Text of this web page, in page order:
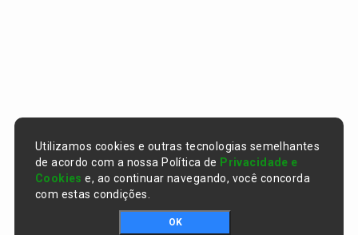
Utilizamos cookies e outras tecnologias semelhantes
de acordo com a nossa Política de Privacidade e
Cookies e, ao continuar navegando, você concorda
com estas condições.
OK